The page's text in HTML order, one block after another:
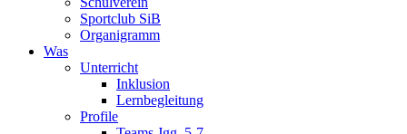
Sportclub SiB
Organigramm
Was
Unterricht
Inklusion
Lernbegleitung
Profile